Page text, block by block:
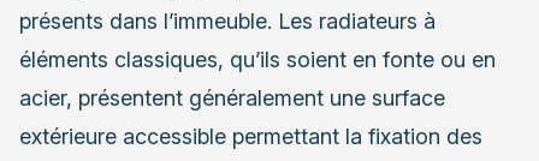
présents dans l’immeuble. Les radiateurs à
éléments classiques, qu’ils soient en fonte ou en
acier, présentent généralement une surface
extérieure accessible permettant la fixation des